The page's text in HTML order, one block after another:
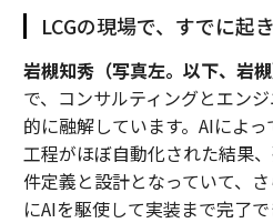
LCGの現場で、すでに起
岩槻知秀（写真左。以下、岩槻
で、コンサルティングとエン
的に融解しています。AIによ
工程がほぼ自動化された結果
件定義と設計となっていて、
にAIを駆使して実装まで完了で